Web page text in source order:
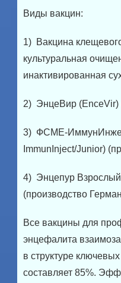
Виды вакцин:
1) Вакцина
культуральная
инактивированная
2) ЭнцеВир (EnceVir)
3) ФСМЕ-
ImmunInject/Junior)
4) Энцепур
(производство
Все вакцины для
энцефалита
в структуре
составляет 85%.